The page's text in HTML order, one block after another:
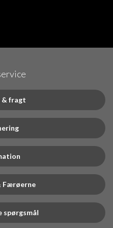
& fragt
Færøerne
spørgsmål